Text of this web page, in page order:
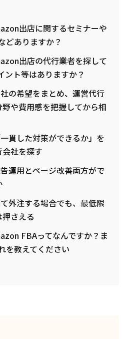
出店に関するセミナーや
どありますか？
出店の代行業者を探して
ント等はありますか？
の希望をまとめ、運営代行
や費用感を把握してから相
貫した対策ができるか」を
社を探す
運用とページ改善両方がで
外注する場合でも、最低限
さえる
FBAってなんですか？ま
を教えてください